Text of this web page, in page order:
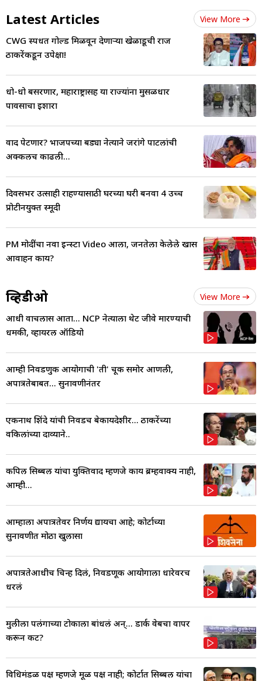
Latest Articles View More
CWG स्पर्धेत गोल्ड मिळवून देणाऱ्या खेळाडूची राज
ठाकरेंकडून उपेक्षा!
धो-धो बसरणार, महाराष्ट्रासह या राज्यांना मुसळधार
पावसाचा इशारा
वाद पेटणार? भाजपच्या बड्या नेत्याने जरांगे पाटलांची
अक्कलच काढली...
दिवसभर उत्साही राहण्यासाठी घरच्या घरी बनवा 4 उच्च
प्रोटीनयुक्त स्मूदी
PM मोदींचा नवा इन्स्टा Video आला, जनतेला केलेले खास
आवाहन काय?
व्हिडीओ View More
आधी वाचलास आता... NCP नेत्याला थेट जीवे मारण्याची
धमकी, व्हायरल ऑडियो
आम्ही निवडणुक आयोगाची 'ती' चूक समोर आणली,
अपात्रतेबाबत... सुनावणीनंतर
एकनाथ शिंदे यांची निवडच बेकायदेशीर... ठाकरेंच्या
वकिलांच्या दाव्याने..
कपिल सिब्बल यांचा युक्तिवाद म्हणजे काय ब्रम्हवाक्य नाही,
आम्ही...
आम्हाला अपात्रतेवर निर्णय द्यायचा आहे; कोर्टाच्या
सुनावणीत मोठा खुलासा
अपात्रतेआधीच चिन्ह दिलं, निवडणूक आयोगाला धारेवरच
धरलं
मुलीला पलंगाच्या टोकाला बांधलं अन्... डार्क वेबचा वापर
करून कट?
विधिमंडळ पक्ष म्हणजे मूळ पक्ष नाही; कोर्टात सिब्बल यांचा